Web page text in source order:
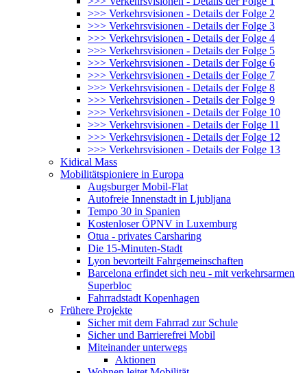
>>> Verkehrsvisionen - Details der Folge 2
>>> Verkehrsvisionen - Details der Folge 3
>>> Verkehrsvisionen - Details der Folge 4
>>> Verkehrsvisionen - Details der Folge 5
>>> Verkehrsvisionen - Details der Folge 6
>>> Verkehrsvisionen - Details der Folge 7
>>> Verkehrsvisionen - Details der Folge 8
>>> Verkehrsvisionen - Details der Folge 9
>>> Verkehrsvisionen - Details der Folge 10
>>> Verkehrsvisionen - Details der Folge 11
>>> Verkehrsvisionen - Details der Folge 12
>>> Verkehrsvisionen - Details der Folge 13
Kidical Mass
Mobilitätspioniere in Europa
Augsburger Mobil-Flat
Autofreie Innenstadt in Ljubljana
Tempo 30 in Spanien
Kostenloser ÖPNV in Luxemburg
Otua - privates Carsharing
Die 15-Minuten-Stadt
Lyon bevorteilt Fahrgemeinschaften
Barcelona erfindet sich neu - mit verkehrsarmen
Superbloc
Fahrradstadt Kopenhagen
Frühere Projekte
Sicher mit dem Fahrrad zur Schule
Sicher und Barrierefrei Mobil
Miteinander unterwegs
Aktionen